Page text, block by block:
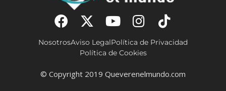
NosotrosAviso LegalPolítica de Privacidad
Política de Cookies
© Copyright 2019 Queverenelmundo.com